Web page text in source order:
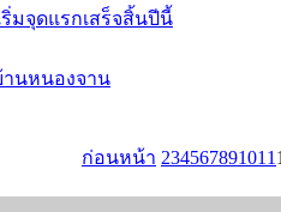
มจุดแรกเสร็จสิ้นปีนี้
นหนองจาน
ก่อนหน้า 234567891011